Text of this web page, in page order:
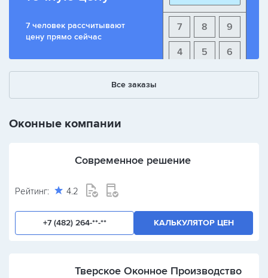
7 человек рассчитывают
цену прямо сейчас
9
8
7
6
5
4
+ - /
Все заказы
Оконные компании
Современное решение
Рейтинг: 4.2
+7 (482) 264-**-** КАЛЬКУЛЯТОР ЦЕН
Тверское Оконное Производство